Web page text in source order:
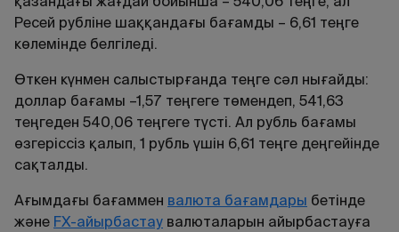
Ресей рубліне шаққандағы бағамды – 6,61 теңге
көлемінде белгіледі.
Өткен күнмен салыстырғанда теңге сәл нығайды:
доллар бағамы –1,57 теңгеге төмендеп, 541,63
теңгеден 540,06 теңгеге түсті. Ал рубль бағамы
өзгеріссіз қалып, 1 рубль үшін 6,61 теңге деңгейінде
сақталды.
Ағымдағы бағаммен валюта бағамдары бетінде
және FX-айырбастау валюталарын айырбастауға